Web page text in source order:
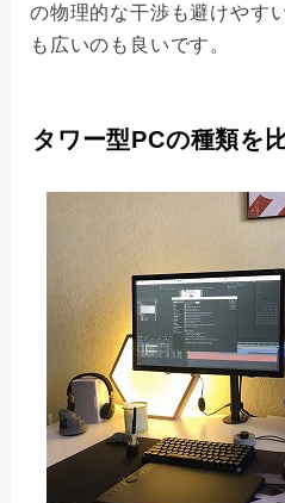
の物理的な干渉も避けやす
も広いのも良いです。
タワー型PCの種類を